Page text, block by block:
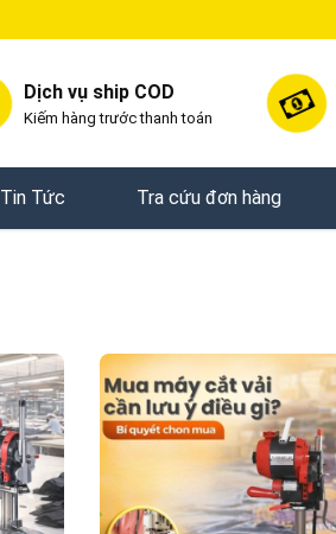
Dịch vụ ship COD
Kiếm hàng trước thanh toán
Tin Tức Tra cứu đơn hàng